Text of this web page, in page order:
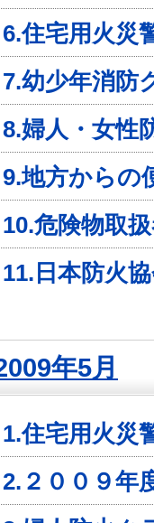
6.住宅用火災
7.幼少年消防
8.婦人・女性
9.地方からの
10.危険物取
11.日本防火
年5月
1.住宅用火災
2.２００９年